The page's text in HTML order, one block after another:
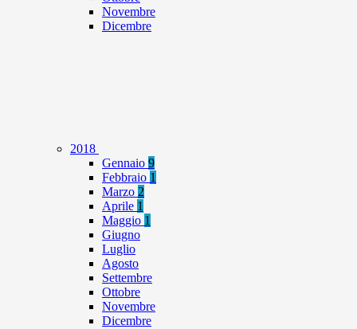
Novembre
Dicembre
2018
Gennaio 9
Febbraio 1
Marzo 2
Aprile 1
Maggio 1
Giugno
Luglio
Agosto
Settembre
Ottobre
Novembre
Dicembre